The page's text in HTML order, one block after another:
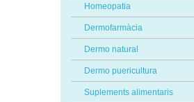
Homeopatia
Dermofarmàcia
Dermo natural
Dermo puericultura
Suplements alimentaris